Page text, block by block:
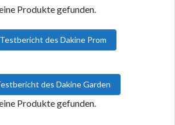
Produkte gefunden.
des Dakine Prom
des Dakine Garden
Produkte gefunden.